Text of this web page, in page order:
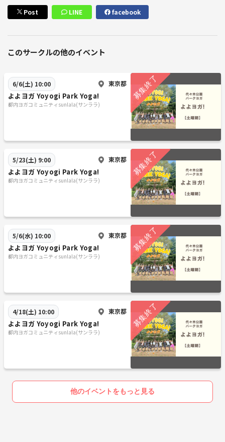
Post LINE facebook
このサークルの他のイベント
6/6(土) 10:00 東京都
よよヨガ Yoyogi Park Yoga!
都内ヨガコミュニティsunlala(サンララ)
5/23(土) 9:00 東京都
よよヨガ Yoyogi Park Yoga!
都内ヨガコミュニティsunlala(サンララ)
5/6(水) 10:00 東京都
よよヨガ Yoyogi Park Yoga!
都内ヨガコミュニティsunlala(サンララ)
4/18(土) 10:00 東京都
よよヨガ Yoyogi Park Yoga!
都内ヨガコミュニティsunlala(サンララ)
他のイベントをもっと見る